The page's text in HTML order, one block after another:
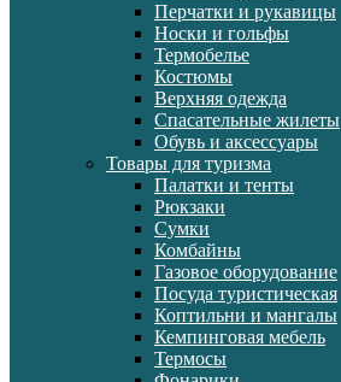
Перчатки и рукавицы
Носки и гольфы
Термобелье
Костюмы
Верхняя одежда
Спасательные жилеты
Обувь и аксессуары
Товары для туризма
Палатки и тенты
Рюкзаки
Сумки
Комбайны
Газовое оборудование
Посуда туристическая
Коптильни и мангалы
Кемпинговая мебель
Термосы